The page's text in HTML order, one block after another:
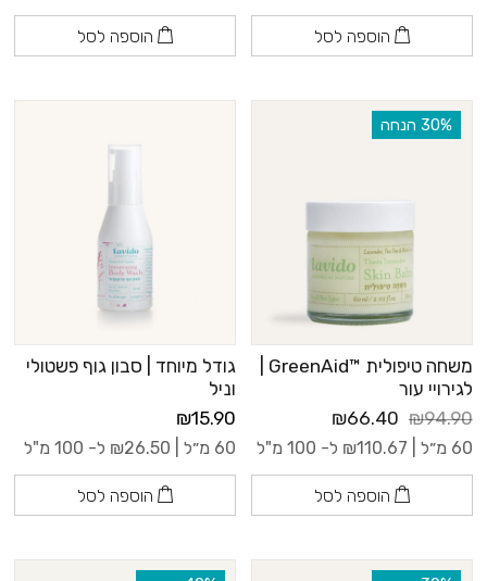
הוספה לסל הוספה לסל
‫30% הנחה
לגירויי עור
₪94.90
₪66.40
60 מ״ל | ₪110.67 ל- 100 מ"ל
הוספה לסל
גודל מיוחד | סבון גוף פשטולי
וניל
₪15.90
60 מ״ל | ₪26.50 ל- 100 מ"ל
הוספה לסל